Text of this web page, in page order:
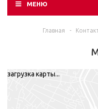
МЕНЮ
Главная -
загрузка карты...